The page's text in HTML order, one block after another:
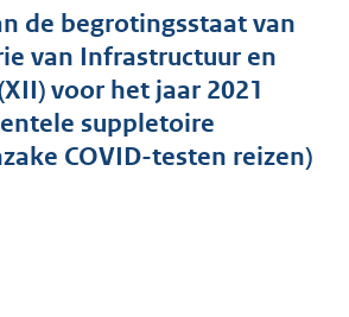
d
s
g
r
o
o
t
de begrotingsstaat van
van Infrastructuur en
voor het jaar 2021
suppletoire
COVID-testen reizen)